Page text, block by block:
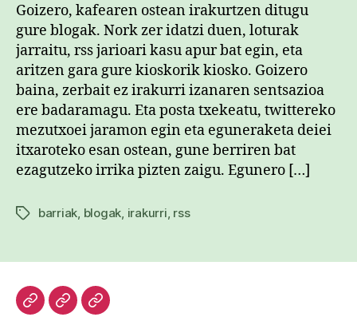
Goizero, kafearen ostean irakurtzen ditugu
gure blogak. Nork zer idatzi duen, loturak
jarraitu, rss jarioari kasu apur bat egin, eta
aritzen gara gure kioskorik kiosko. Goizero
baina, zerbait ez irakurri izanaren sentsazioa
ere badaramagu. Eta posta txekeatu, twittereko
mezutxoei jaramon egin eta eguneraketa deiei
itxaroteko esan ostean, gune berriren bat
ezagutzeko irrika pizten zaigu. Egunero […]
Etiketak
barriak blogak irakurri rss
HasieraKazetari
Patxi